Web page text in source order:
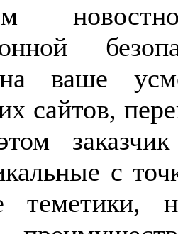
ваше
сайтов,
с
теметики,